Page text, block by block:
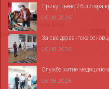
Прикупљено 26 литара
06.08.2026
За све дервентске
06.08.2026
Служба хитне
05.08.2026